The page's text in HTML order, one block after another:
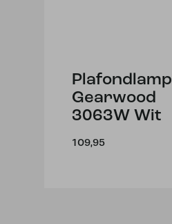
Plafondlamp
Gearwood
3063W Wit
109,95